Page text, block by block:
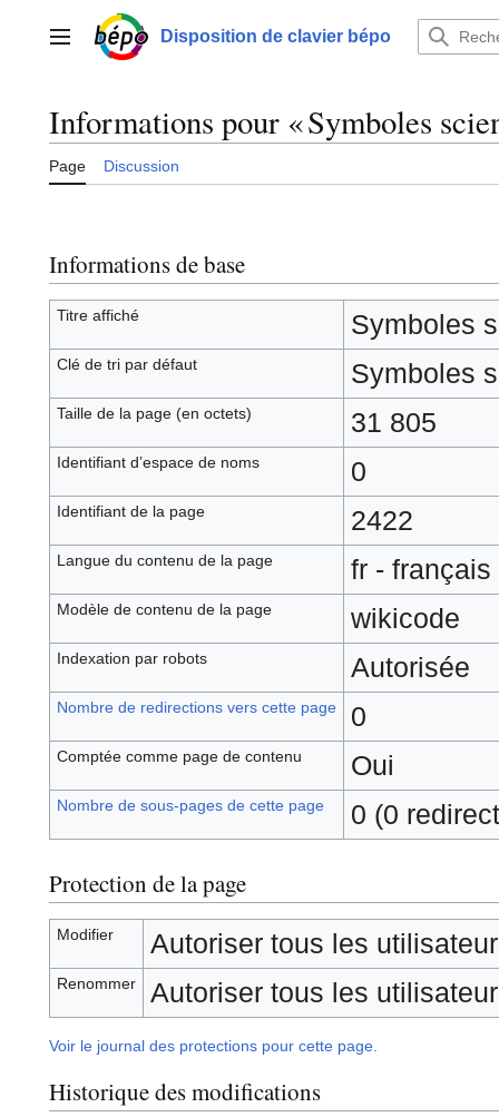
contenuMenu principalDisposition de clavier bépo
Informations pour « Symboles
Page Discussion
Informations de base
Titre affiché Symboles
Clé de tri par défaut Symboles
Taille de la page (en octets) 31 805
Identifiant dʼespace de noms 0
Identifiant de la page 2422
Langue du contenu de la page fr - français
Modèle de contenu de la page wikicode
Indexation par robots Autorisée
Nombre de redirections vers cette page 0
Comptée comme page de contenu Oui
Nombre de sous-pages de cette page 0 (0
Protection de la page
Modifier Autoriser tous les
Renommer Autoriser tous les
Voir le journal des protections pour cette page.
Historique des modifications